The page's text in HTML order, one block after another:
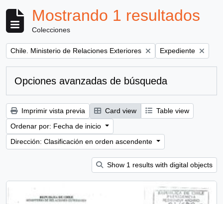
Mostrando 1 resultados
Colecciones
Remove filter:
Chile. Ministerio de Relaciones Exteriores Remove filter:
Expediente
Opciones avanzadas de búsqueda
Imprimir vista previa Card view
Table view
Ordenar por: Fecha de inicio
Dirección: Clasificación en orden ascendente
Show 1 results with digital objects